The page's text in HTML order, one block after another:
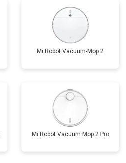
Mi Robot Vacuum-Mop 2
Mi Robot Vacuum Mop 2 Pro